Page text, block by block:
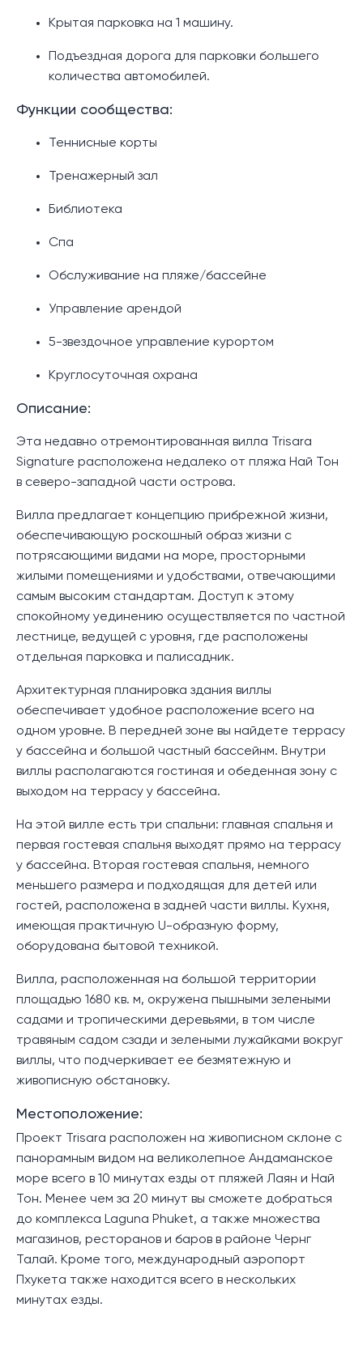
Крытая парковка на 1 машину.
Подъездная дорога для парковки большего
количества автомобилей.
Функции сообщества:
Теннисные корты
Тренажерный зал
Библиотека
Спа
Обслуживание на пляже/бассейне
Управление арендой
5-звездочное управление курортом
Круглосуточная охрана
Описание:
Эта недавно отремонтированная вилла Trisara
Signature расположена недалеко от пляжа Най Тон
в северо-западной части острова.
Вилла предлагает концепцию прибрежной жизни,
обеспечивающую роскошный образ жизни с
потрясающими видами на море, просторными
жилыми помещениями и удобствами, отвечающими
самым высоким стандартам. Доступ к этому
спокойному уединению осуществляется по частной
лестнице, ведущей с уровня, где расположены
отдельная парковка и палисадник.
Архитектурная планировка здания виллы
обеспечивает удобное расположение всего на
одном уровне. В передней зоне вы найдете террасу
у бассейна и большой частный бассейнм. Внутри
виллы располагаются гостиная и обеденная зону с
выходом на террасу у бассейна.
На этой вилле есть три спальни: главная спальня и
первая гостевая спальня выходят прямо на террасу
у бассейна. Вторая гостевая спальня, немного
меньшего размера и подходящая для детей или
гостей, расположена в задней части виллы. Кухня,
имеющая практичную U-образную форму,
оборудована бытовой техникой.
Вилла, расположенная на большой территории
площадью 1680 кв. м, окружена пышными зелеными
садами и тропическими деревьями, в том числе
травяным садом сзади и зелеными лужайками вокруг
виллы, что подчеркивает ее безмятежную и
живописную обстановку.
Местоположение:
Проект Trisara расположен на живописном склоне с
панорамным видом на великолепное Андаманское
море всего в 10 минутах езды от пляжей Лаян и Най
Тон. Менее чем за 20 минут вы сможете добраться
до комплекса Laguna Phuket, а также множества
магазинов, ресторанов и баров в районе Чернг
Талай. Кроме того, международный аэропорт
Пхукета также находится всего в нескольких
минутах езды.